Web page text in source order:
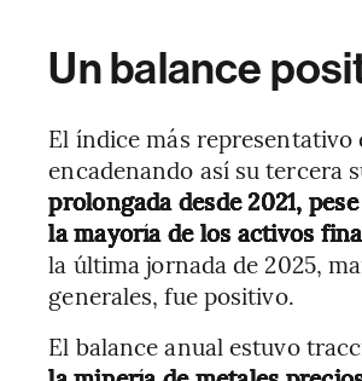
Un balance
El índice más representativo
encadenando así su tercera
prolongada desde 2021,
la mayoría de los activos
la última jornada de 2025,
generales, fue positivo.
El balance anual estuvo